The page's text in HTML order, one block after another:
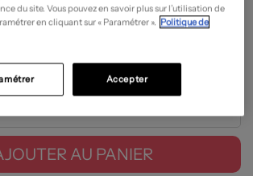
AU PANIER
du site. Vous pouvez en savoir plus sur l’utilisation de
en cliquant sur « Paramétrer ». Politique de
Accepter